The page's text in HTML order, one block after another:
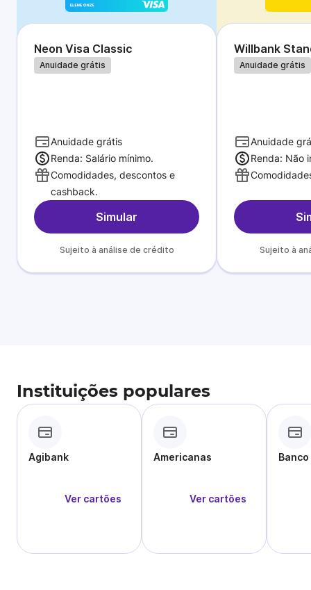
Neon Visa Classic
Anuidade grátis
Anuidade grátis
Renda: Salário mínimo.
Comodidades, descontos e
cashback.
Simular
Sujeito à análise de crédito
Willbank
Anuidade grátis
Anuidade
Renda: Não
Sujeito à
Instituições populares
Agibank
Ver cartões
Americanas
Ver cartões
Banco